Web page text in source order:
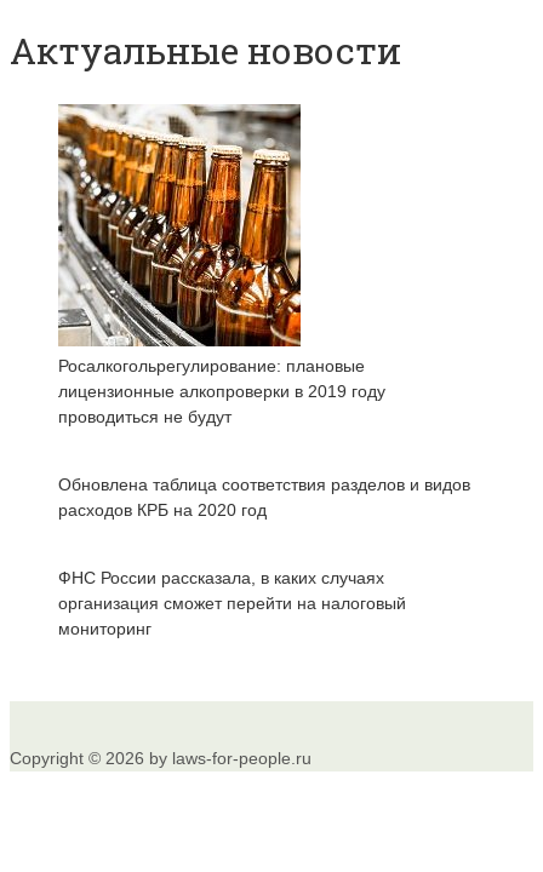
Актуальные новости
Росалкогольрегулирование: плановые
лицензионные алкопроверки в 2019 году
проводиться не будут
Обновлена таблица соответствия разделов и видов
расходов КРБ на 2020 год
ФНС России рассказала, в каких случаях
организация сможет перейти на налоговый
мониторинг
Copyright © 2026 by laws-for-people.ru